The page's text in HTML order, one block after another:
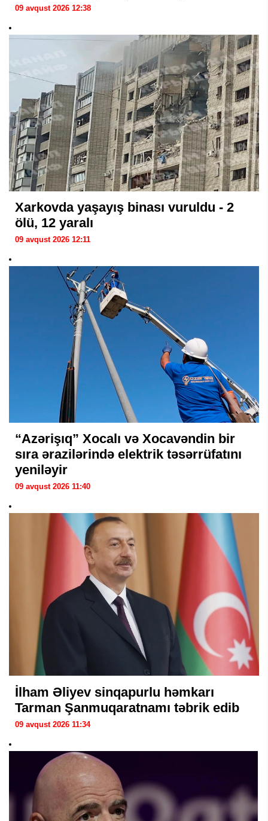
09 avqust 2026 12:38
Xarkovda yaşayış binası vuruldu - 2
ölü, 12 yaralı
09 avqust 2026 12:11
“Azərişıq” Xocalı və Xocavəndin bir
sıra ərazilərində elektrik təsərrüfatını
yeniləyir
09 avqust 2026 11:40
İlham Əliyev sinqapurlu həmkarı
Tarman Şanmuqaratnamı təbrik edib
09 avqust 2026 11:34